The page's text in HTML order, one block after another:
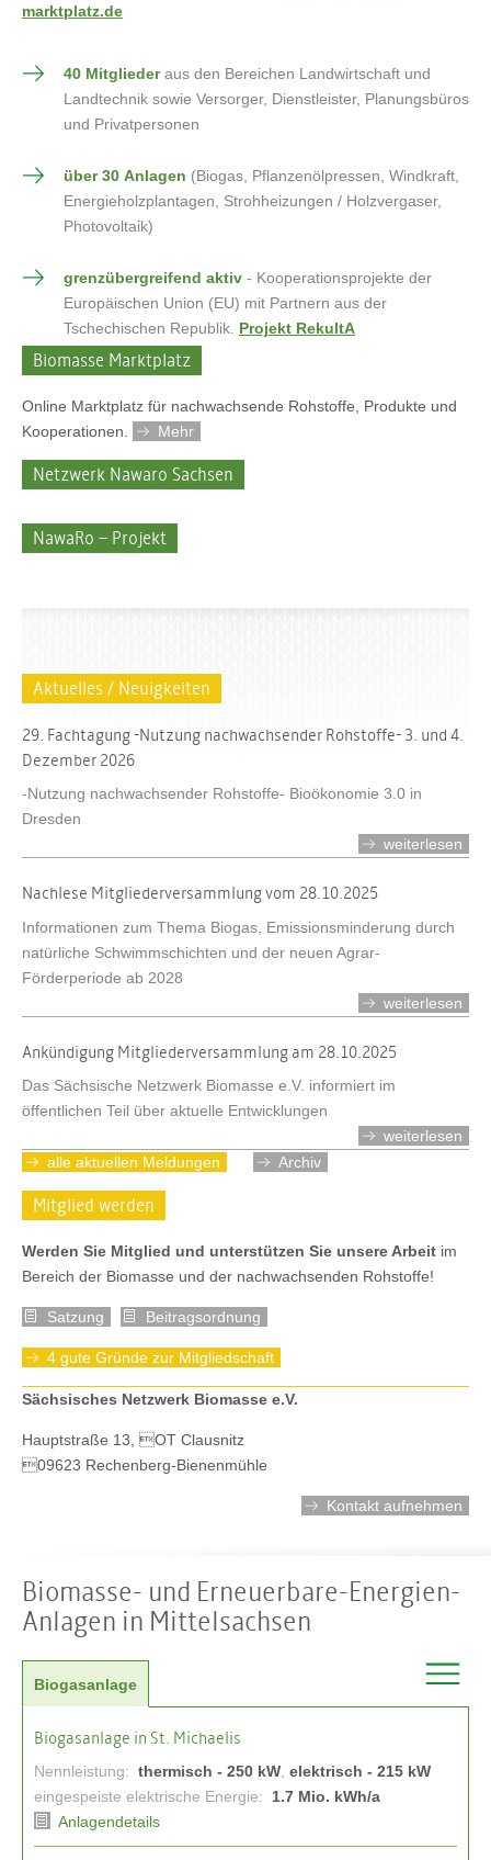
marktplatz.de
40 Mitgliederaus den Bereichen Landwirtschaft und
Landtechnik sowie Versorger, Dienstleister, Planungsbüros
und Privatpersonen
über 30 Anlagen (Biogas, Pflanzenölpressen, Windkraft,
Energieholzplantagen, Strohheizungen / Holzvergaser,
Photovoltaik)
grenzübergreifend aktiv - Kooperationsprojekte der
Europäischen Union (EU) mit Partnern aus der
Tschechischen Republik. Projekt RekultA
Biomasse Marktplatz
Online Marktplatz für nachwachsende Rohstoffe, Produkte und
Kooperationen.
Mehr
Netzwerk Nawaro Sachsen
NawaRo – Projekt
Aktuelles / Neuigkeiten
29. Fachtagung -Nutzung nachwachsender Rohstoffe- 3. und 4.
Dezember 2026
-Nutzung nachwachsender Rohstoffe- Bioökonomie 3.0 in
Dresden
weiterlesen
Nachlese Mitgliederversammlung vom 28.10.2025
Informationen zum Thema Biogas, Emissionsminderung durch
natürliche Schwimmschichten und der neuen Agrar-
Förderperiode ab 2028
weiterlesen
Ankündigung Mitgliederversammlung am 28.10.2025
Das Sächsische Netzwerk Biomasse e.V. informiert im
öffentlichen Teil über aktuelle Entwicklungen
weiterlesen
alle aktuellen Meldungen
Archiv
Mitglied werden
Werden Sie Mitglied und unterstützen Sie unsere Arbeit im
Bereich der Biomasse und der nachwachsenden Rohstoffe!
Satzung Beitragsordnung
4 gute Gründe zur Mitgliedschaft
Sächsisches Netzwerk Biomasse e.V.
Hauptstraße 13, OT Clausnitz
09623 Rechenberg-Bienenmühle
Kontakt aufnehmen
Biomasse- und Erneuerbare-Energien-
Anlagen in Mittelsachsen
Biogasanlage
Biogasanlage in St. Michaelis
Nennleistung: thermisch - 250 kW elektrisch - 215 kW
eingespeiste elektrische Energie: 1.7 Mio. kWh/a
Anlagendetails